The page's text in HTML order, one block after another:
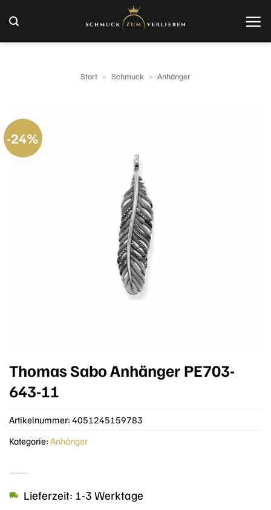
Inhalt
springen
Start » Schmuck » Anhänger
-24%
Thomas Sabo Anhänger PE703-
643-11
Lieferzeit: 1-3 Werktage
Artikelnummer: 4051245159783
Kategorie: Anhänger